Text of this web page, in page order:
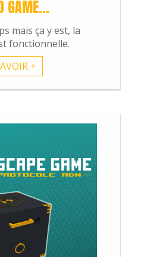
GAME...
mais ça y est, la
fonctionnelle.
+